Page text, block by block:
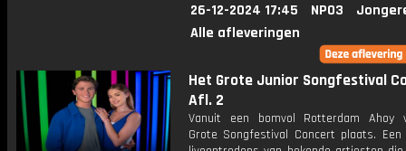
26-12-2024 17:45 NPO3
Alle afleveringen
Het Grote Junior Songfestival
Afl. 2
Vanuit een bomvol Rotterdam Ahoy
Grote Songfestival Concert plaats.